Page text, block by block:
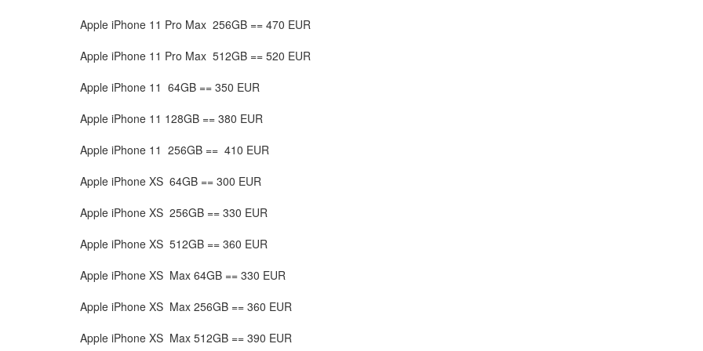
Apple iPhone 11 Pro Max 256GB == 470 EUR
Apple iPhone 11 Pro Max 512GB == 520 EUR
Apple iPhone 11 64GB == 350 EUR
Apple iPhone 11 128GB == 380 EUR
Apple iPhone 11 256GB == 410 EUR
Apple iPhone XS 64GB == 300 EUR
Apple iPhone XS 256GB == 330 EUR
Apple iPhone XS 512GB == 360 EUR
Apple iPhone XS Max 64GB == 330 EUR
Apple iPhone XS Max 256GB == 360 EUR
Apple iPhone XS Max 512GB == 390 EUR